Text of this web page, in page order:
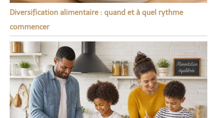
Diversification alimentaire : quand et à quel rythme
commencer